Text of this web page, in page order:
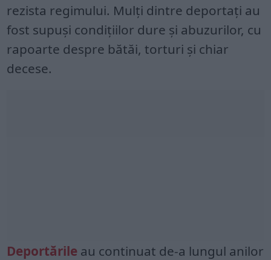
rezista regimului. Mulți dintre deportați au
fost supuși condițiilor dure și abuzurilor, cu
rapoarte despre bătăi, torturi și chiar
decese.
Deportările au continuat de-a lungul anilor